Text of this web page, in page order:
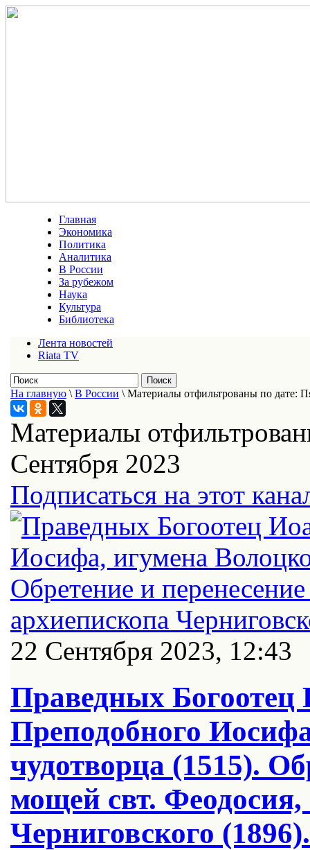
Главная
Экономика
Политика
Аналитика
В России
За рубежом
Наука
Культура
Библиотека
Лента новостей
Riata TV
На главную \ В России \ Материалы отфильтрованы по дате:
Материалы
Сентября 2023
Подписаться на этот
22 Сентября 2023, 12:43
Праведных
Преподобного
чудотворца (1515).
мощей свт. Феодосия,
Черниговского